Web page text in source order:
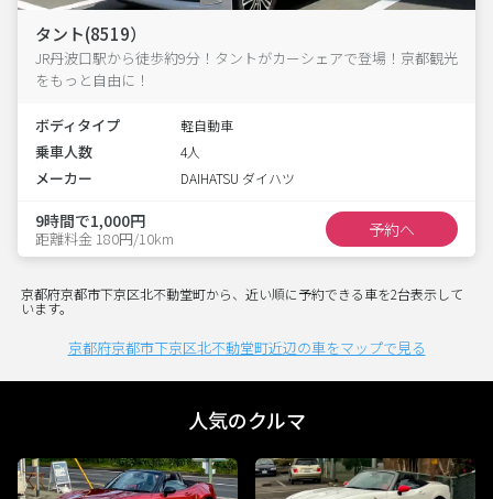
タント(8519）
JR丹波口駅から徒歩約9分！タントがカーシェアで登場！京都観光
をもっと自由に！
ボディタイプ 軽自動車
乗車人数 4人
メーカー DAIHATSU ダイハツ
9時間で1,000円
距離料金 180円/10km 予約へ
京都府京都市下京区北不動堂町から、近い順に予約できる車を2台表示して
います。
京都府京都市下京区北不動堂町近辺の車をマップで見る
人気のクルマ